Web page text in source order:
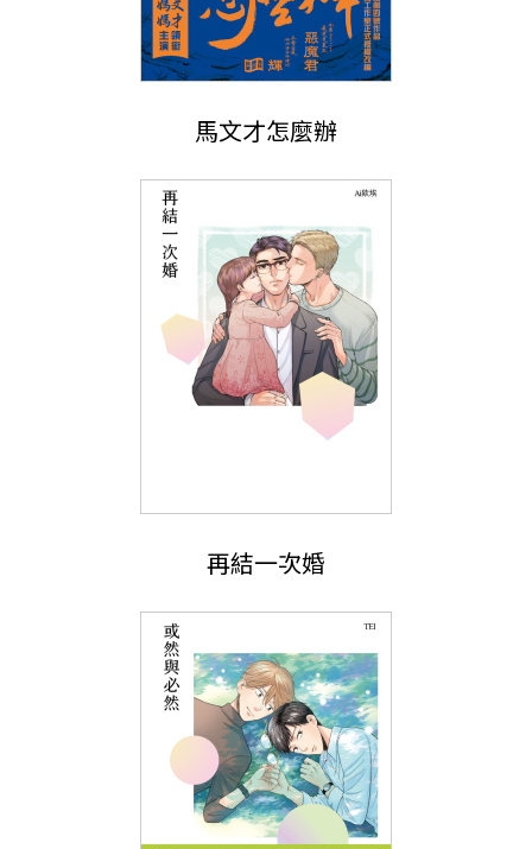
馬文才怎麼辦
再結一次婚